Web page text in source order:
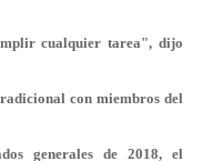
cualquier tarea", dijo
con miembros del
generales de 2018, el